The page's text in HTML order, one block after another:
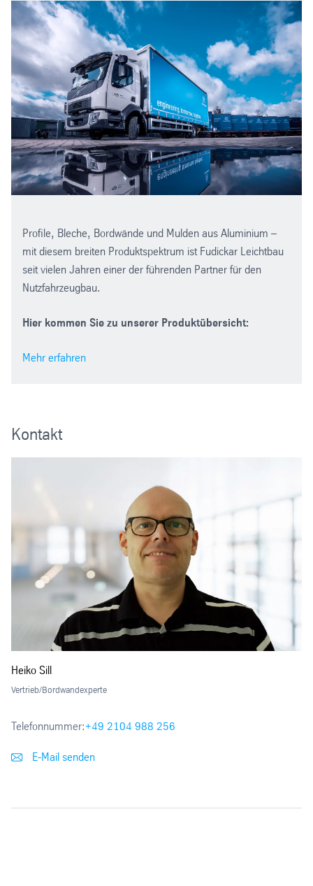
Profile, Bleche, Bordwände und Mulden aus Aluminium –
mit diesem breiten Produktspektrum ist Fudickar Leichtbau
seit vielen Jahren einer der führenden Partner für den
Nutzfahrzeugbau.
Hier kommen Sie zu unserer Produktübersicht:
Mehr erfahren
Kontakt
Heiko Sill
Vertrieb/Bordwandexperte
Telefonnummer:+49 2104 988 256
E-Mail senden